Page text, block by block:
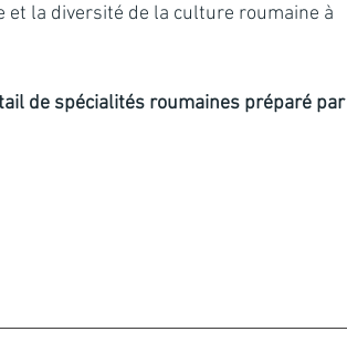
et la diversité de la culture roumaine à
de spécialités roumaines préparé par